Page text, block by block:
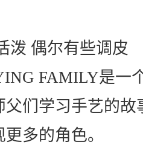
泼 偶尔有些调皮
FAMILY是一
父们学习手艺的
多的角色。